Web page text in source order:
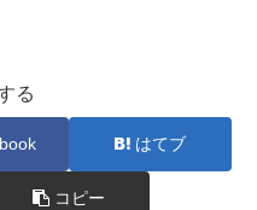
る
はてブ
コピー